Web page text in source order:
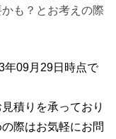
も？とお考えの際
09月29日時点で
積りを承っており
際はお気軽にお問